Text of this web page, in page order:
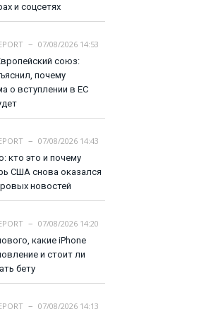
и соцсетях
07/08/2026 14:53
союз:
почему
о вступлении в ЕС
07/08/2026 14:43
кто это и почему
США снова оказался
новостей
07/08/2026 14:20
какие iPhone
и стоит ли
бету
07/08/2026 14:13